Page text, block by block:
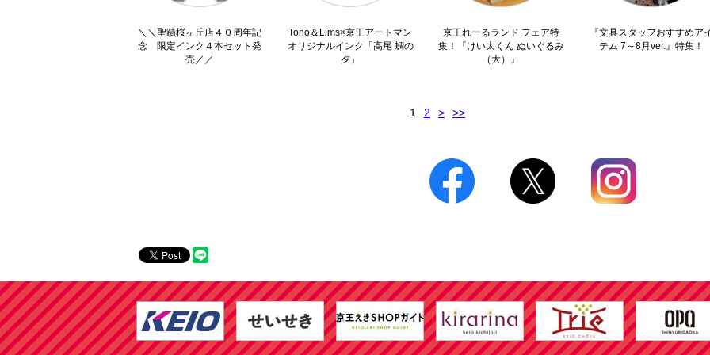
＼＼聖蹟桜ヶ丘店４０周年記
念 限定インク４本セット発
売／／
Tono＆Lims×京王アートマン
オリジナルインク「高尾 蜩の
夕」
京王れーるランド フェア特
集！『けい太くん ぬいぐるみ
（大）』
『文具スタッフおすすめア
テム 7～8月ver.』特集！
1 2 > >>